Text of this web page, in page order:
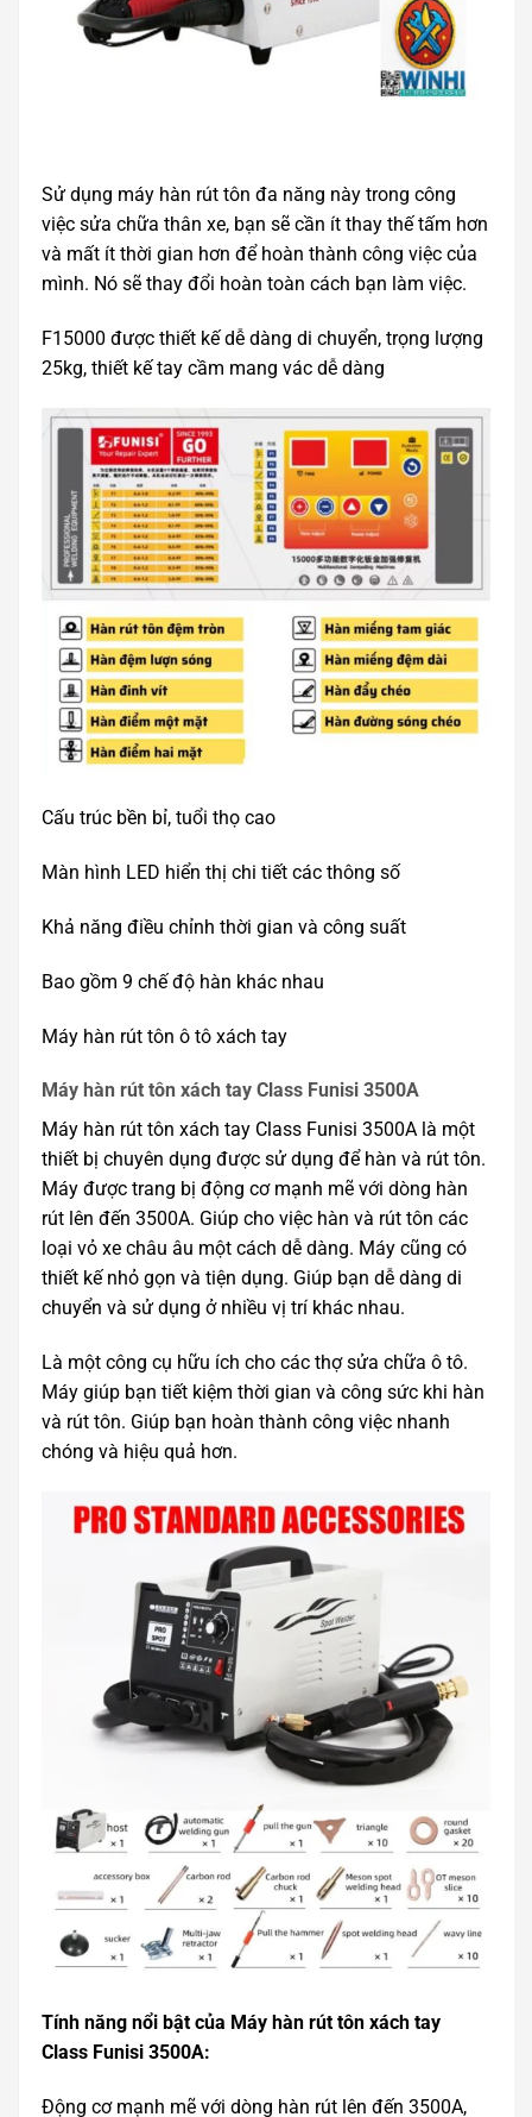
Sử dụng máy hàn rút tôn đa năng này trong công
việc sửa chữa thân xe, bạn sẽ cần ít thay thế tấm hơn
và mất ít thời gian hơn để hoàn thành công việc của
mình. Nó sẽ thay đổi hoàn toàn cách bạn làm việc.
F15000 được thiết kế dễ dàng di chuyển, trọng lượng
25kg, thiết kế tay cầm mang vác dễ dàng
Cấu trúc bền bỉ, tuổi thọ cao
Màn hình LED hiển thị chi tiết các thông số
Khả năng điều chỉnh thời gian và công suất
Bao gồm 9 chế độ hàn khác nhau
Máy hàn rút tôn ô tô xách tay
Máy hàn rút tôn xách tay Class Funisi 3500A
Máy hàn rút tôn xách tay Class Funisi 3500A là một
thiết bị chuyên dụng được sử dụng để hàn và rút tôn.
Máy được trang bị động cơ mạnh mẽ với dòng hàn
rút lên đến 3500A. Giúp cho việc hàn và rút tôn các
loại vỏ xe châu âu một cách dễ dàng. Máy cũng có
thiết kế nhỏ gọn và tiện dụng. Giúp bạn dễ dàng di
chuyển và sử dụng ở nhiều vị trí khác nhau.
Là một công cụ hữu ích cho các thợ sửa chữa ô tô.
Máy giúp bạn tiết kiệm thời gian và công sức khi hàn
và rút tôn. Giúp bạn hoàn thành công việc nhanh
chóng và hiệu quả hơn.
Tính năng nổi bật của Máy hàn rút tôn xách tay
Class Funisi 3500A:
Động cơ mạnh mẽ với dòng hàn rút lên đến 3500A,